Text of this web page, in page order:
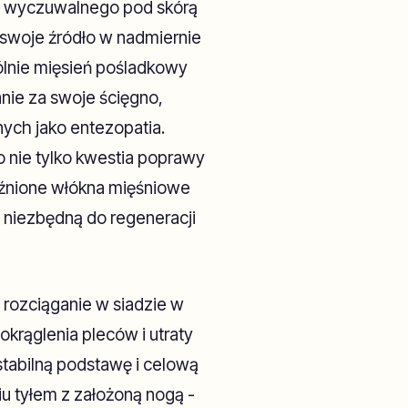
pod skórą
źródło w nadmiernie
mięsień pośladkowy
za swoje ścięgno,
jako entezopatia.
nie tylko kwestia poprawy
włókna mięśniowe
do regeneracji
w siadzie w
pleców i utraty
podstawę i celową
tyłem z założoną nogą -